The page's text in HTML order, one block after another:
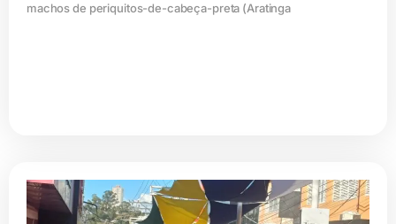
machos de periquitos-de-cabeça-preta (Aratinga